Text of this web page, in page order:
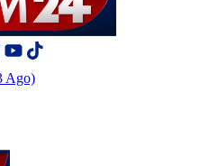
Ago)